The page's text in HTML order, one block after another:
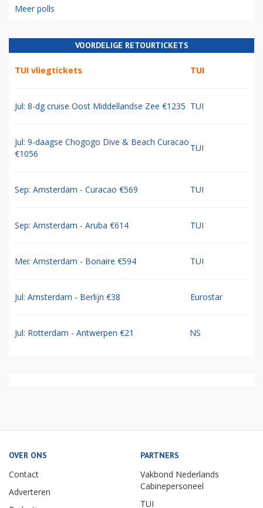
Meer polls
VOORDELIGE RETOURTICKETS
TUI vliegtickets TUI
Jul: 8-dg cruise Oost Middellandse Zee €1235 TUI
Jul: 9-daagse Chogogo Dive & Beach Curacao
€1056
TUI
Sep: Amsterdam - Curacao €569 TUI
Sep: Amsterdam - Aruba €614 TUI
Mei: Amsterdam - Bonaire €594 TUI
Jul: Amsterdam - Berlijn €38 Eurostar
Jul: Rotterdam - Antwerpen €21 NS
OVER ONS
Contact
Adverteren
PARTNERS
Vakbond Nederlands
Cabinepersoneel
TUI